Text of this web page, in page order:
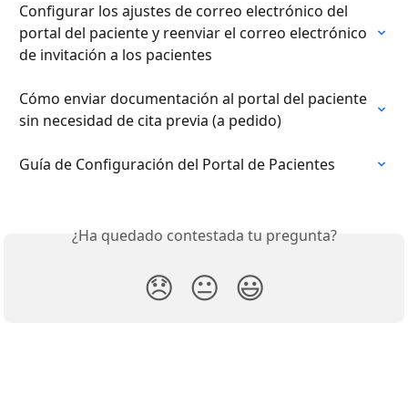
Configurar los ajustes de correo electrónico del
portal del paciente y reenviar el correo electrónico
de invitación a los pacientes
Cómo enviar documentación al portal del paciente
sin necesidad de cita previa (a pedido)
Guía de Configuración del Portal de Pacientes
¿Ha quedado contestada tu pregunta?
😞 😐 😃